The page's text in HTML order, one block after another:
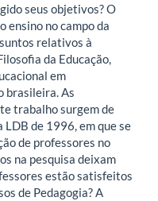
seus objetivos? O
ensino no campo da
relativos à
da Educação,
em
brasileira. As
trabalho surgem de
LDB de 1996, em que se
de professores no
na pesquisa deixam
estão satisfeitos
de Pedagogia? A